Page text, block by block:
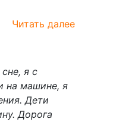
Читать далее
я с
на машине, я
Дети
Дорога